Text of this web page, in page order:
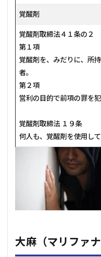
覚醒剤
覚醒剤取締法４１条の２
第１項
覚醒剤を、みだりに、所
者。
第２項
営利の目的で前項の罪を犯
覚醒剤取締法 １９条
何人も、覚醒剤を使用して
大麻（マリファ